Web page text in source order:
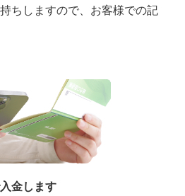
ちしますので、お客様での記
金します